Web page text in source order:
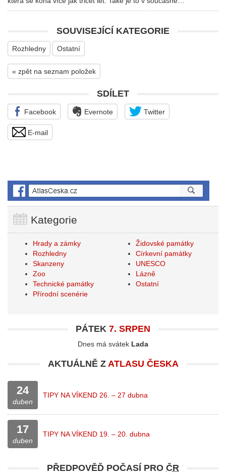
SOUVISEJÍCÍ KATEGORIE
Rozhledny Ostatní
« zpět na seznam položek
SDÍLET
Facebook Evernote Twitter
E-mail
Kategorie
Hrady a zámky
Rozhledny
Skanzeny
Zoo
Technické památky
Přírodní scenérie
Židovské památky
Církevní památky
UNESCO
Lázně
Ostatní
PÁTEK 7. SRPEN
Dnes má svátek Lada
AKTUÁLNĚ Z ATLASU ČESKA
24
duben
TIPY NA VÍKEND 26. – 27 dubna
17
duben
TIPY NA VÍKEND 19. – 20. dubna
PŘEDPOVĚĎ POČASÍ PRO ČR